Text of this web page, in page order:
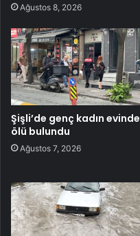
Ağustos 8, 2026
Şişli’de genç kadın evinde
ölü bulundu
Ağustos 7, 2026